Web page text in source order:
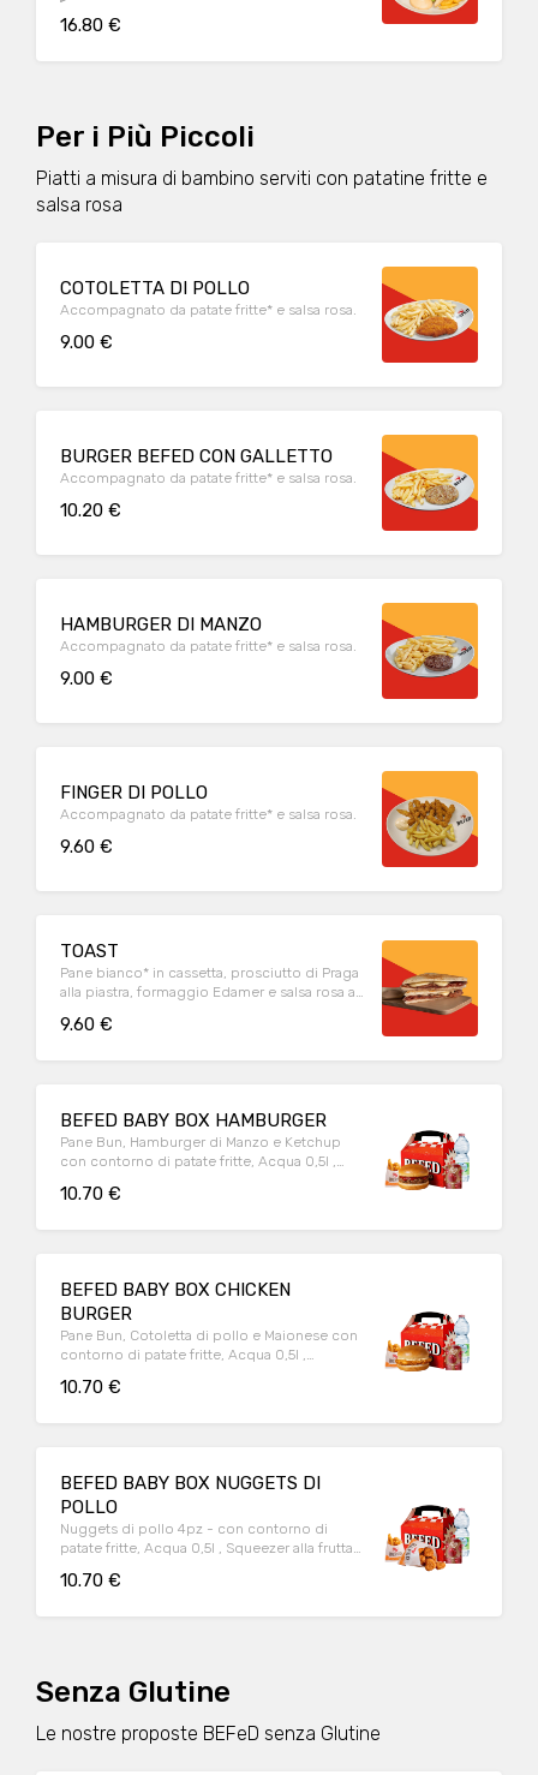
basilico, origano, bocconcini di mozzarella,
insalata e servito con salsa rosa. Con
16.80 €
Per i Più Piccoli
Piatti a misura di bambino serviti con patatine fritte e
salsa rosa
COTOLETTA DI POLLO
Accompagnato da patate fritte* e salsa rosa.
9.00 €
BURGER BEFED CON GALLETTO
Accompagnato da patate fritte* e salsa rosa.
10.20 €
HAMBURGER DI MANZO
Accompagnato da patate fritte* e salsa rosa.
9.00 €
FINGER DI POLLO
Accompagnato da patate fritte* e salsa rosa.
9.60 €
TOAST
Pane bianco* in cassetta, prosciutto di Praga
alla piastra, formaggio Edamer e salsa rosa a
9.60 €
BEFED BABY BOX HAMBURGER
Pane Bun, Hamburger di Manzo e Ketchup
con contorno di patate fritte, Acqua 0,5l ,
10.70 €
BEFED BABY BOX CHICKEN
BURGER
Pane Bun, Cotoletta di pollo e Maionese con
contorno di patate fritte, Acqua 0,5l ,
10.70 €
BEFED BABY BOX NUGGETS DI
POLLO
Nuggets di pollo 4pz - con contorno di
patate fritte, Acqua 0,5l , Squeezer alla frutta
10.70 €
Senza Glutine
Le nostre proposte BEFeD senza Glutine